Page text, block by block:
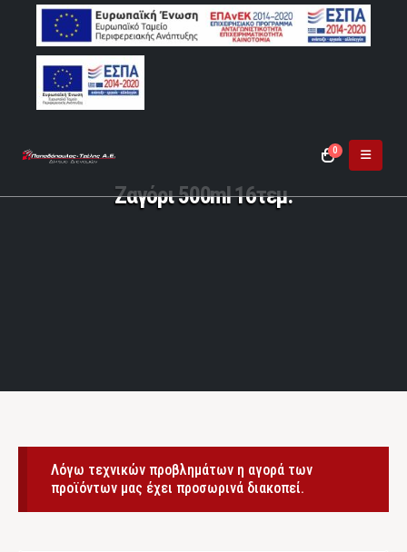
0
Ζαγόρι 500ml 16τεμ.
Λόγω τεχνικών προβλημάτων η αγορά των
προϊόντων μας έχει προσωρινά διακοπεί.